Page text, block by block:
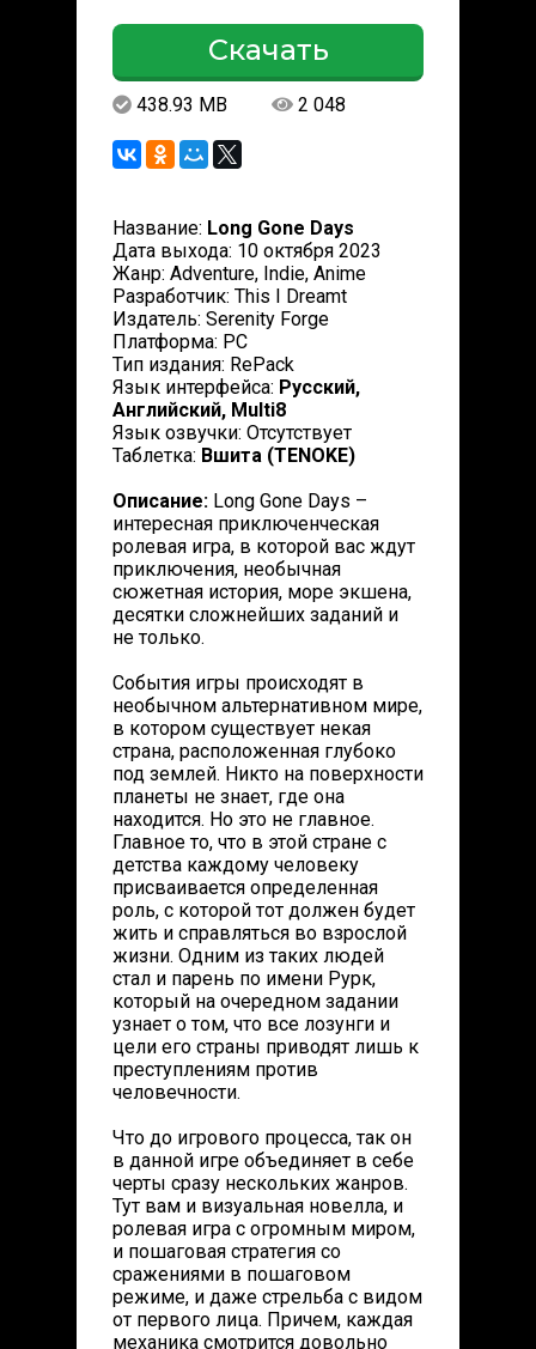
Скачать
438.93 MB 2 048
Название: Long Gone Days
Дата выхода: 10 октября 2023
Жанр: Adventure, Indie, Anime
Разработчик: This I Dreamt
Издатель: Serenity Forge
Платформа: PC
Тип издания: RePack
Язык интерфейса: Русский,
Английский, Multi8
Язык озвучки: Отсутствует
Таблетка: Вшита (TENOKE)
Описание: Long Gone Days –
интересная приключенческая
ролевая игра, в которой вас ждут
приключения, необычная
сюжетная история, море экшена,
десятки сложнейших заданий и
не только.
События игры происходят в
необычном альтернативном мире,
в котором существует некая
страна, расположенная глубоко
под землей. Никто на поверхности
планеты не знает, где она
находится. Но это не главное.
Главное то, что в этой стране с
детства каждому человеку
присваивается определенная
роль, с которой тот должен будет
жить и справляться во взрослой
жизни. Одним из таких людей
стал и парень по имени Рурк,
который на очередном задании
узнает о том, что все лозунги и
цели его страны приводят лишь к
преступлениям против
человечности.
Что до игрового процесса, так он
в данной игре объединяет в себе
черты сразу нескольких жанров.
Тут вам и визуальная новелла, и
ролевая игра с огромным миром,
и пошаговая стратегия со
сражениями в пошаговом
режиме, и даже стрельба с видом
от первого лица. Причем, каждая
механика смотрится довольно